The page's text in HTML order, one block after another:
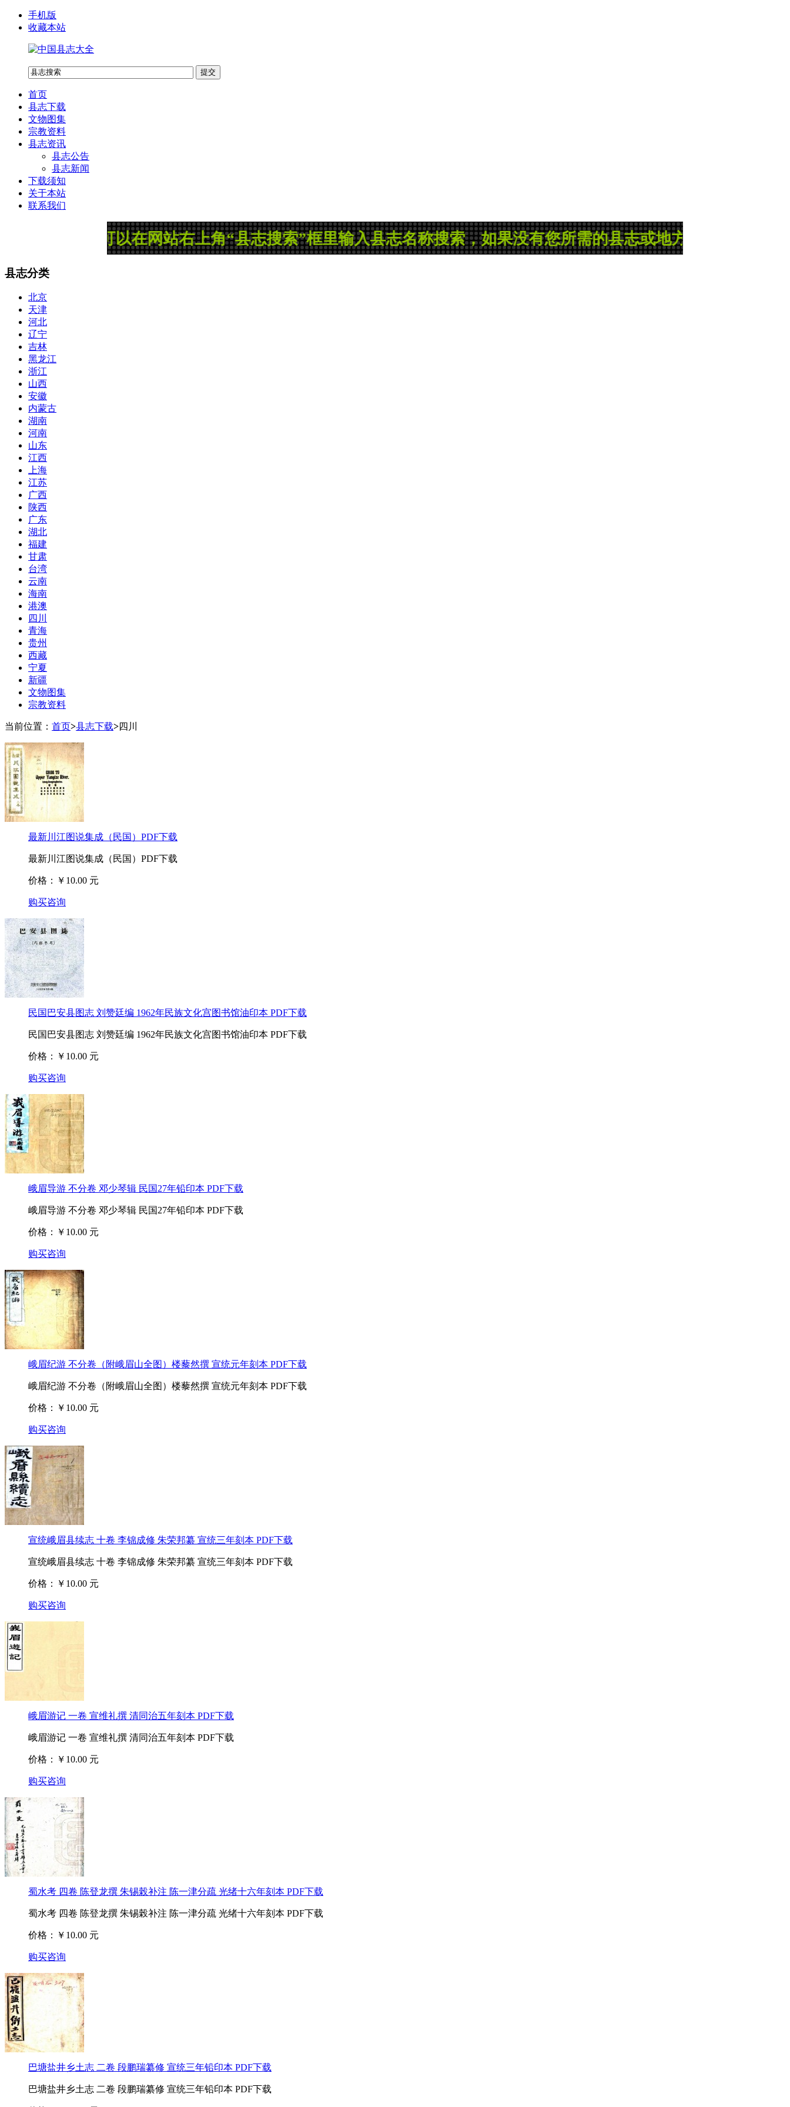
手机版
收藏本站
首页
县志下载
文物图集
宗教资料
县志资讯
县志公告
县志新闻
下载须知
关于本站
联系我们
：您可以在网站右上角“县志搜索”框里输入县志名称搜索，如果没有您所需的县志或地方志，那就是管理员
县志分类
北京
天津
河北
辽宁
吉林
黑龙江
浙江
山西
安徽
内蒙古
湖南
河南
山东
江西
上海
江苏
广西
陕西
广东
湖北
福建
甘肃
台湾
云南
海南
港澳
四川
青海
贵州
西藏
宁夏
新疆
文物图集
宗教资料
当前位置： 首页>县志下载>四川
最新川江图说集成（民国）PDF下载
最新川江图说集成（民国）PDF下载
价格：￥10.00 元
购买咨询
民国巴安县图志 刘赞廷编 1962年民族文化宫图书馆油印本 PDF下载
民国巴安县图志 刘赞廷编 1962年民族文化宫图书馆油印本 PDF下载
价格：￥10.00 元
购买咨询
峨眉导游 不分卷 邓少琴辑 民国27年铅印本 PDF下载
峨眉导游 不分卷 邓少琴辑 民国27年铅印本 PDF下载
价格：￥10.00 元
购买咨询
峨眉纪游 不分卷（附峨眉山全图）楼藜然撰 宣统元年刻本 PDF下载
峨眉纪游 不分卷（附峨眉山全图）楼藜然撰 宣统元年刻本 PDF下载
价格：￥10.00 元
购买咨询
宣统峨眉县续志 十卷 李锦成修 朱荣邦纂 宣统三年刻本 PDF下载
宣统峨眉县续志 十卷 李锦成修 朱荣邦纂 宣统三年刻本 PDF下载
价格：￥10.00 元
购买咨询
峨眉游记 一卷 宣维礼撰 清同治五年刻本 PDF下载
峨眉游记 一卷 宣维礼撰 清同治五年刻本 PDF下载
价格：￥10.00 元
购买咨询
蜀水考 四卷 陈登龙撰 朱锡榖补注 陈一津分疏 光绪十六年刻本 PDF下载
蜀水考 四卷 陈登龙撰 朱锡榖补注 陈一津分疏 光绪十六年刻本 PDF下载
价格：￥10.00 元
购买咨询
巴塘盐井乡土志 二卷 段鹏瑞纂修 宣统三年铅印本 PDF下载
巴塘盐井乡土志 二卷 段鹏瑞纂修 宣统三年铅印本 PDF下载